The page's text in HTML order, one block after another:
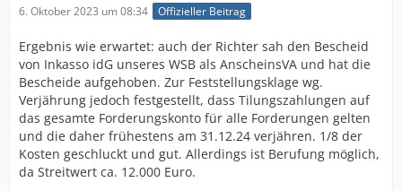
6. Oktober 2023 um 08:34 Offizieller Beitrag
Ergebnis wie erwartet: auch der Richter sah den Bescheid
von Inkasso idG unseres WSB als AnscheinsVA und hat die
Bescheide aufgehoben. Zur Feststellungsklage wg.
Verjährung jedoch festgestellt, dass Tilungszahlungen auf
das gesamte Forderungskonto für alle Forderungen gelten
und die daher frühestens am 31.12.24 verjähren. 1/8 der
Kosten geschluckt und gut. Allerdings ist Berufung möglich,
da Streitwert ca. 12.000 Euro.